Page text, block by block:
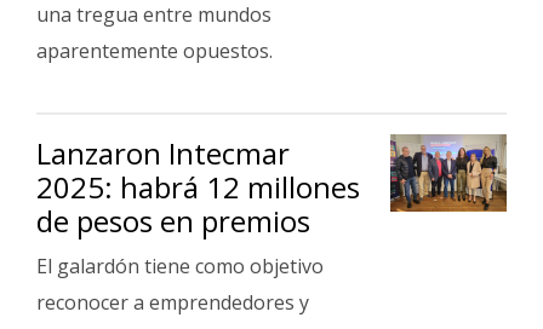
una tregua entre mundos
aparentemente opuestos.
Lanzaron Intecmar
2025: habrá 12 millones
de pesos en premios
El galardón tiene como objetivo
reconocer a emprendedores y